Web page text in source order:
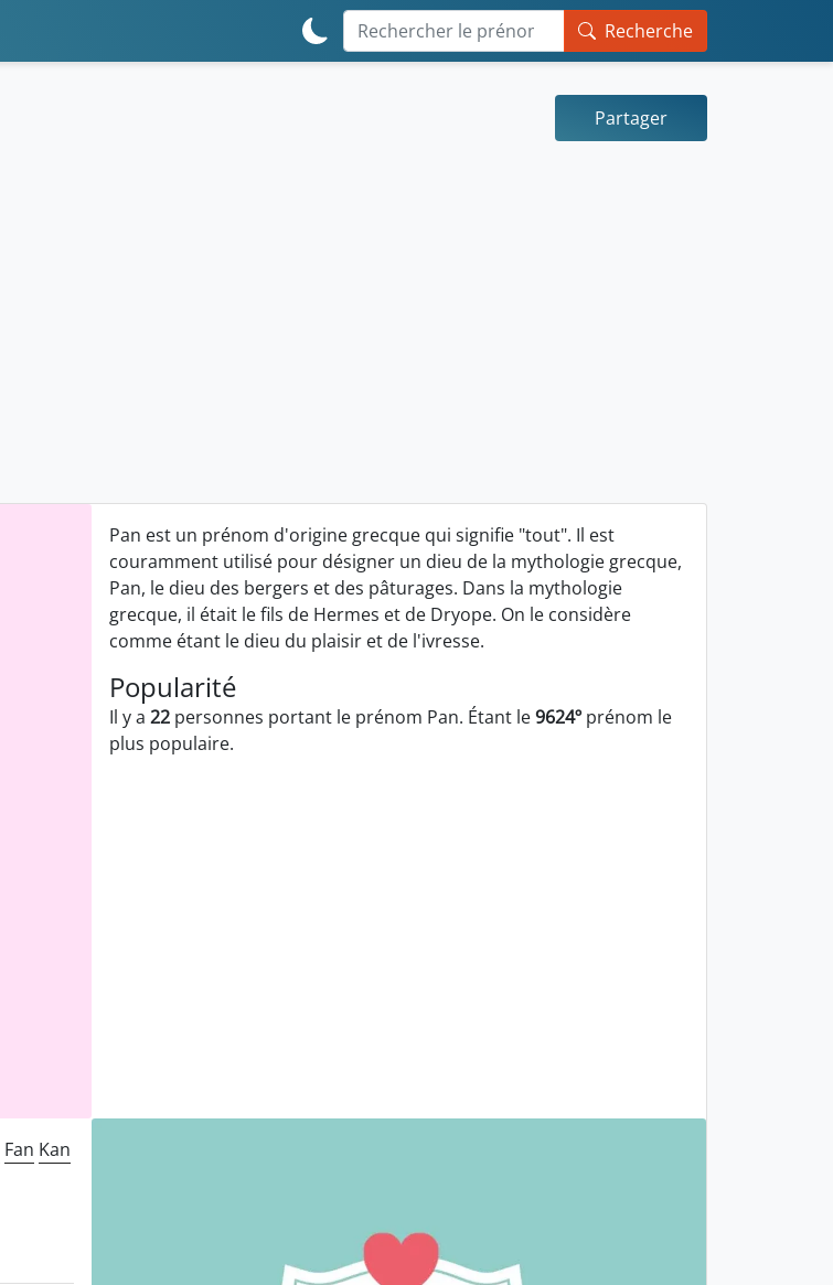
Recherche
Partager
Pan est un prénom d'origine grecque qui signifie "tout". Il est
couramment utilisé pour désigner un dieu de la mythologie grecque,
Pan, le dieu des bergers et des pâturages. Dans la mythologie
grecque, il était le fils de Hermes et de Dryope. On le considère
comme étant le dieu du plaisir et de l'ivresse.
Popularité
Il y a 22 personnes portant le prénom Pan. Étant le9624º prénom le
plus populaire.
Fan Kan